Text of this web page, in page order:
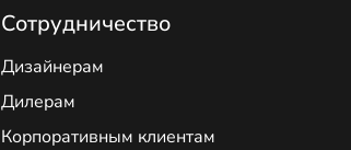
Сотрудничество
Дизайнерам
Дилерам
Корпоративным клиентам